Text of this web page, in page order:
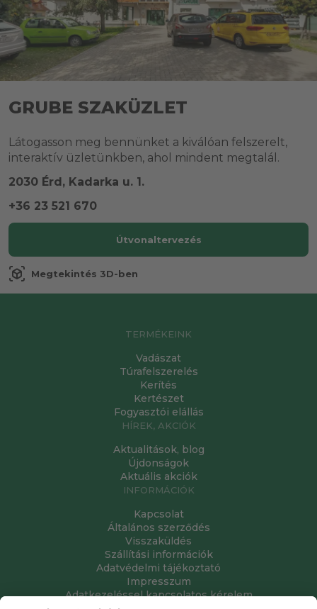
GRUBE SZAKÜZLET
Látogasson meg bennünket a kiválóan felszerelt,
interaktív üzletünkben, ahol mindent megtalál.
2030 Érd, Kadarka u. 1.
+36 23 521 670
Útvonaltervezés
view_in_ar Megtekintés 3D-ben
TERMÉKEINK
Vadászat
Túrafelszerelés
Kerítés
Kertészet
Fogyasztói elállás
HÍREK, AKCIÓK
Aktualitások, blog
Újdonságok
Aktuális akciók
INFORMÁCIÓK
Kapcsolat
Általános szerződés
Visszaküldés
Szállítási információk
Adatvédelmi tájékoztató
Impresszum
Adatkezeléssel kapcsolatos kérelem